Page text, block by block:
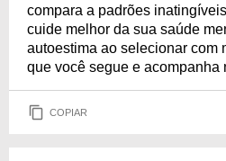
compara a padrões
cuide melhor da sua saúde
autoestima ao selecionar com
que você segue e acompanha
COPIAR